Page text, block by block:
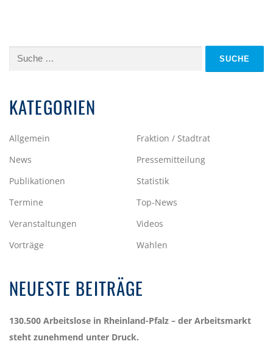
Suche
KATEGORIEN
Allgemein
Fraktion / Stadtrat
News
Pressemitteilung
Publikationen
Statistik
Termine
Top-News
Veranstaltungen
Videos
Vorträge
Wahlen
NEUESTE BEITRÄGE
130.500 Arbeitslose in Rheinland-Pfalz – der Arbeitsmarkt
steht zunehmend unter Druck.